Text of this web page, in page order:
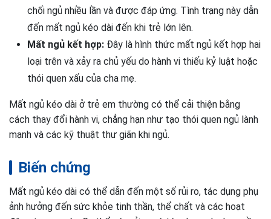
chối ngủ nhiều lần và được đáp ứng. Tình trạng này dẫn
đến mất ngủ kéo dài đến khi trẻ lớn lên.
Mất ngủ kết hợp: Đây là hình thức mất ngủ kết hợp hai
loại trên và xảy ra chủ yếu do hành vi thiếu kỷ luật hoặc
thói quen xấu của cha mẹ.
Mất ngủ kéo dài ở trẻ em thường có thể cải thiện bằng
cách thay đổi hành vi, chẳng hạn như tạo thói quen ngủ lành
mạnh và các kỹ thuật thư giãn khi ngủ.
Biến chứng
Mất ngủ kéo dài có thể dẫn đến một số rủi ro, tác dụng phụ
ảnh hưởng đến sức khỏe tinh thần, thể chất và các hoạt